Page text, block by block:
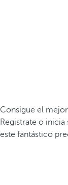
Consigue el
Registrate o
este fantástico